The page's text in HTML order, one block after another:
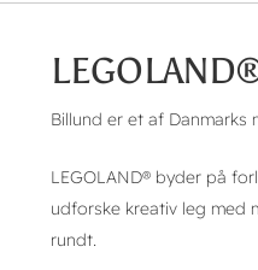
Billund er et af
LEGOLAND® byder på
udforske kreativ leg med
rundt.